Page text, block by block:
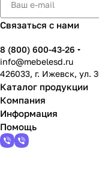
Связаться с нами
8 (800) 600-43-26
info@mebelesd.ru
426033, г. Ижевск, ул.
Каталог продукции
Компания
Информация
Помощь